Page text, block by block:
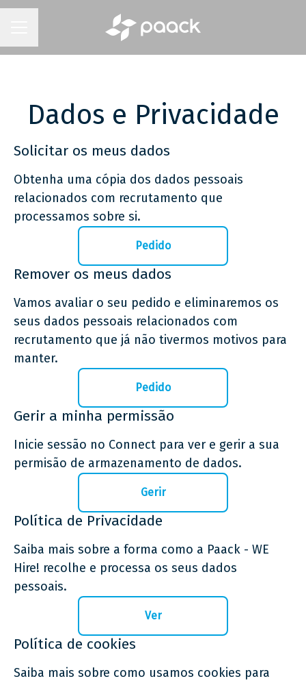
MENU DE CARREIRAS
Dados e Privacidade
Solicitar os meus dados
Obtenha uma cópia dos dados pessoais
relacionados com recrutamento que
processamos sobre si.
Pedido
Remover os meus dados
Vamos avaliar o seu pedido e eliminaremos os
seus dados pessoais relacionados com
recrutamento que já não tivermos motivos para
manter.
Pedido
Gerir a minha permissão
Inicie sessão no Connect para ver e gerir a sua
permisão de armazenamento de dados.
Gerir
Política de Privacidade
Saiba mais sobre a forma como a Paack - WE
Hire! recolhe e processa os seus dados
pessoais.
Ver
Política de cookies
Saiba mais sobre como usamos cookies para